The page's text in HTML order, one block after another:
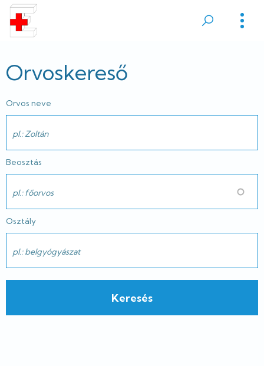
Ugrás
tartalomraSátoraljaújhelyi
Erzsébet
Kórház
Orvoskereső
Orvos neve
Beosztás
Osztály